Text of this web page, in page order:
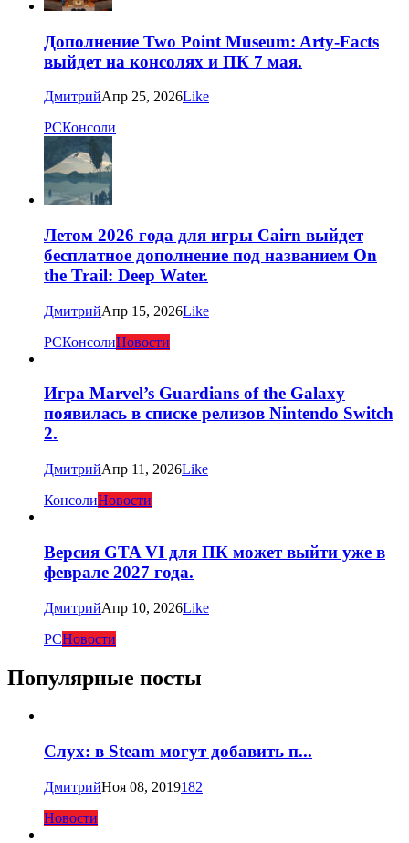
Дополнение Two Point Museum: Arty-Facts
выйдет на консолях и ПК 7 мая.
ДмитрийАпр 25, 2026Like
PCКонсоли
Летом 2026 года для игры Cairn выйдет
бесплатное дополнение под названием On
the Trail: Deep Water.
ДмитрийАпр 15, 2026Like
PCКонсолиНовости
Игра Marvel’s Guardians of the Galaxy
появилась в списке релизов Nintendo Switch
2.
ДмитрийАпр 11, 2026Like
КонсолиНовости
Версия GTA VI для ПК может выйти уже в
феврале 2027 года.
ДмитрийАпр 10, 2026Like
PCНовости
Популярные посты
Слух: в Steam могут добавить п...
ДмитрийНоя 08, 2019182
Новости